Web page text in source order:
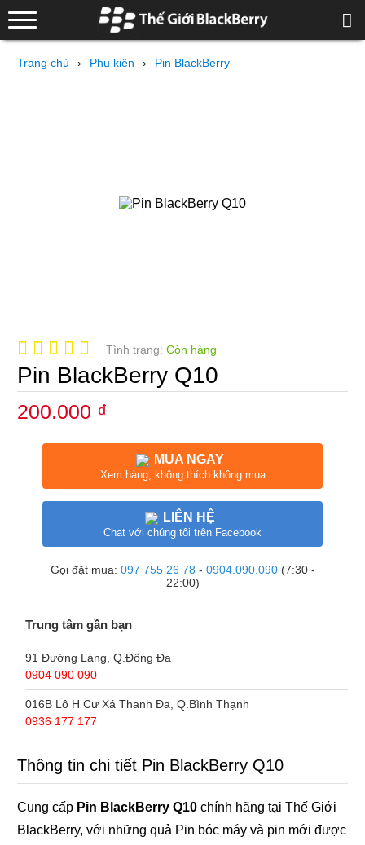
Trang chủ › Phụ kiện › Pin BlackBerry
Tình trạng:Còn hàng
Pin BlackBerry Q10
200.000 ₫
MUA NGAY
Xem hàng, không thích không mua
LIÊN HỆ
Chat với chúng tôi trên Facebook
Gọi đặt mua: 097 755 26 78 - 0904.090.090(7:30 -
22:00)
Trung tâm gần bạn
91 Đường Láng, Q.Đống Đa
0904 090 090
016B Lô H Cư Xá Thanh Đa, Q.Bình Thạnh
0936 177 177
Thông tin chi tiết Pin BlackBerry Q10
Cung cấp Pin BlackBerry Q10 chính hãng tại Thế Giới
BlackBerry, với những quả Pin bóc máy và pin mới được